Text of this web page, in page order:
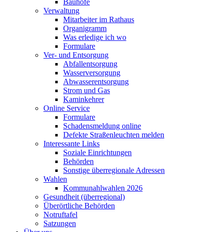
Bauhöfe
Verwaltung
Mitarbeiter im Rathaus
Organigramm
Was erledige ich wo
Formulare
Ver- und Entsorgung
Abfallentsorgung
Wasserversorgung
Abwasserentsorgung
Strom und Gas
Kaminkehrer
Online Service
Formulare
Schadensmeldung online
Defekte Straßenleuchten melden
Interessante Links
Soziale Einrichtungen
Behörden
Sonstige überregionale Adressen
Wahlen
Kommunahlwahlen 2026
Gesundheit (überregional)
Überörtliche Behörden
Notruftafel
Satzungen